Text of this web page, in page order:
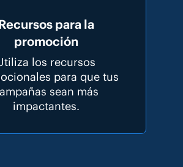
para la
promoción
los recursos
para que tus
sean más
impactantes.